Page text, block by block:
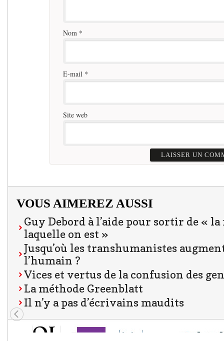
Nom *
E-mail *
Site web
VOUS AIMEREZ AUSSI
Guy Debord à l’aide pour sortir de « la
laquelle on est »
Jusqu’où les transhumanistes
l’humain ?
Vices et vertus de la confusion des
La méthode Greenblatt
Il n’y a pas d’écrivains maudits